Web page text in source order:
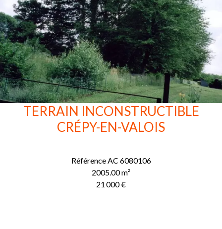
TERRAIN INCONSTRUCTIBLE
CRÉPY-EN-VALOIS
RéférenceAC 6080106
2005.00m²
21 000 €